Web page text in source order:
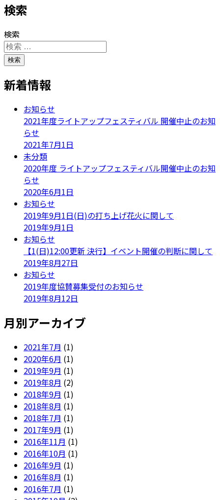
検索
検索
検索
新着情報
お知らせ
2021年度ライトアップフェスティバル 開催中止のお知
らせ
2021年7月1日
未分類
2020年度 ライトアップフェスティバル開催中止のお知
らせ
2020年6月1日
お知らせ
2019年9月1日(日)の打ち上げ花火に関して
2019年9月1日
お知らせ
【1(日)12:00更新 決行】イベント開催の判断に関して
2019年8月27日
お知らせ
2019年度協賛募集受付のお知らせ
2019年8月12日
月別アーカイブ
2021年7月 (1)
2020年6月 (1)
2019年9月 (1)
2019年8月 (2)
2018年9月 (1)
2018年8月 (1)
2018年7月 (1)
2017年9月 (1)
2016年11月 (1)
2016年10月 (1)
2016年9月 (1)
2016年8月 (1)
2016年7月 (1)